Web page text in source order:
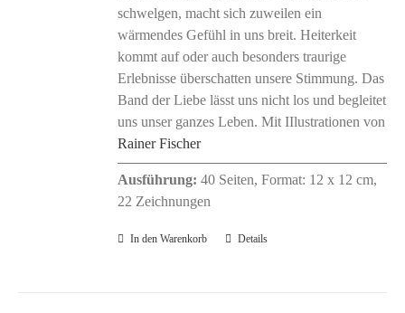
schwelgen, macht sich zuweilen ein
wärmendes Gefühl in uns breit. Heiterkeit
kommt auf oder auch besonders traurige
Erlebnisse überschatten unsere Stimmung. Das
Band der Liebe lässt uns nicht los und begleitet
uns unser ganzes Leben. Mit IIlustrationen von
Rainer Fischer
Ausführung: 40 Seiten, Format: 12 x 12 cm,
22 Zeichnungen
In den Warenkorb Details